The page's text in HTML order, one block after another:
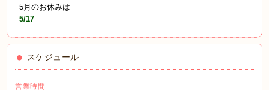
5月のお休みは
5/17
スケジュール
営業時間